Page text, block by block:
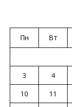
Пн Вт
3
4
10
11